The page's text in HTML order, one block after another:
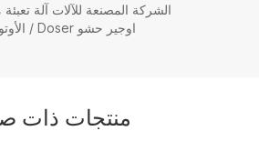
الشركة المصنعة للآلات آلة
الأوتوماتيكية بالكامل / Doser اوجير حشو
منتجات ذات